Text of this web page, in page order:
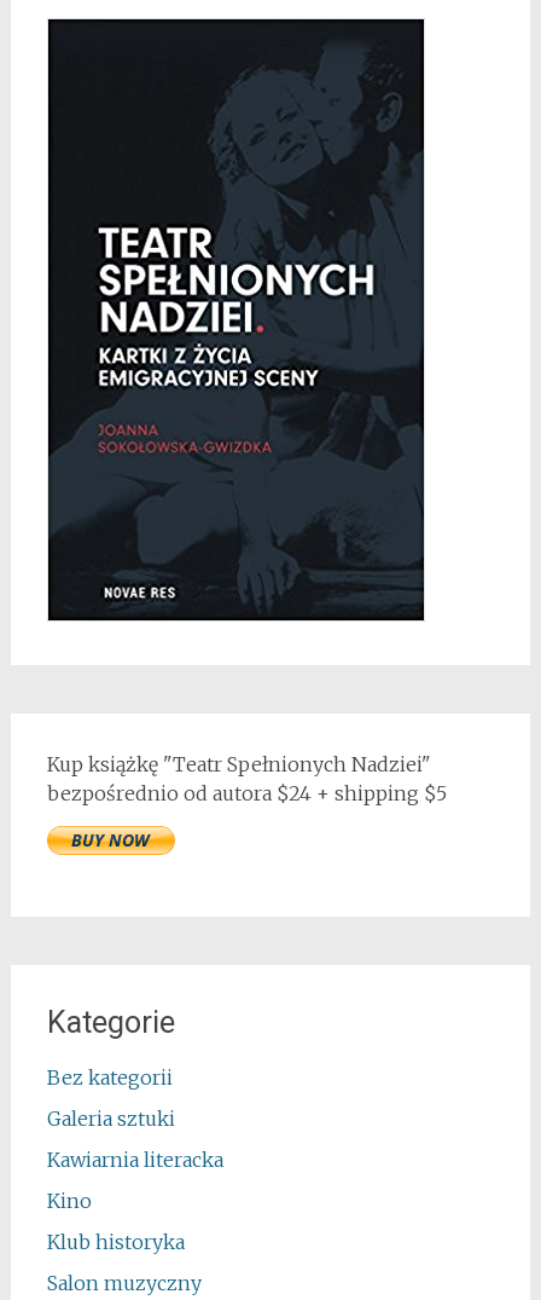
Kup książkę "Teatr Spełnionych Nadziei"
bezpośrednio od autora $24 + shipping $5
Kategorie
Bez kategorii
Galeria sztuki
Kawiarnia literacka
Kino
Klub historyka
Salon muzyczny